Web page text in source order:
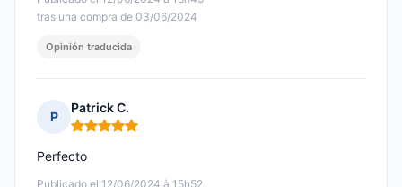
tras una compra de 03/06/2024
Opinión traducida
P
Patrick C.
Nota: 5 de 5
Publicado el 12/06/2024 à 15h52
Perfecto